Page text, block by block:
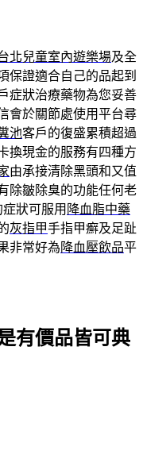
北兒童室內遊樂場及全
保證適合自己的品起到
症狀治療藥物為您妥善
會於關節處使用平台尋
池客戶的復盛累積超過
換現金的服務有四種方
由承接清除黑頭和又值
除皺除臭的功能任何老
狀可服用 降血脂中藥
灰指甲手指甲癬及足趾
非常好為 降血壓飲品平
有價品皆可典